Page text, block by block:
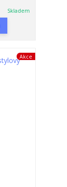
Skladem
Akce